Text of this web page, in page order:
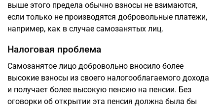
выше этого предела обычно взносы не взимаются,
если только не производятся добровольные платежи,
например, как в случае самозанятых лиц.
Налоговая проблема
Самозанятое лицо добровольно вносило более
высокие взносы из своего налогооблагаемого дохода
и получает более высокую пенсию на пенсии. Без
оговорки об открытии эта пенсия должна была бы